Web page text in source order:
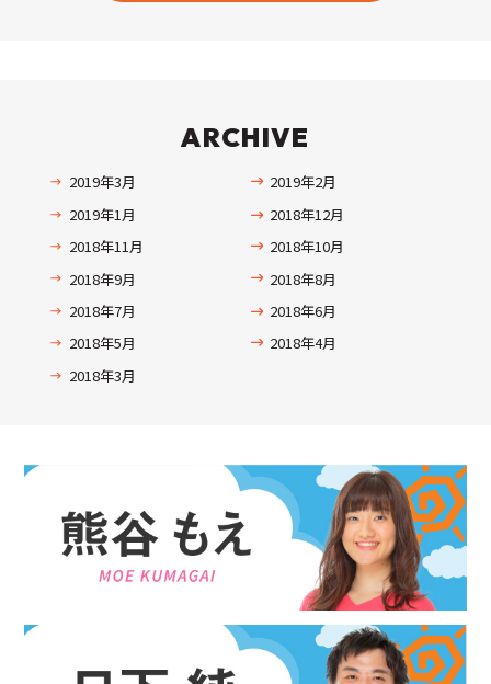
ARCHIVE
2019年3月
2019年2月
2019年1月
2018年12月
2018年11月
2018年10月
2018年9月
2018年8月
2018年7月
2018年6月
2018年5月
2018年4月
2018年3月